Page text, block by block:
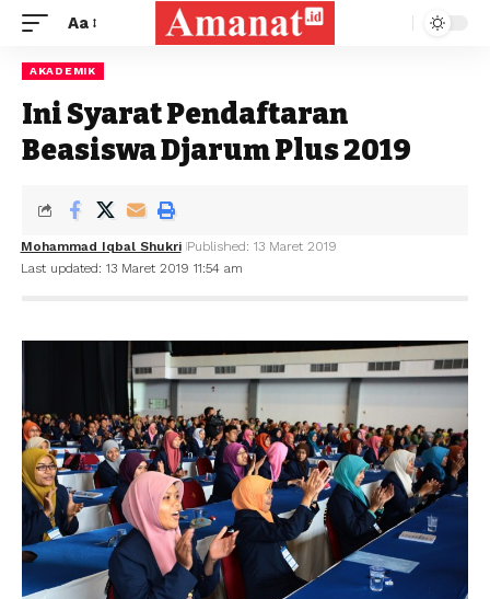
Aa
AKADEMIK
Ini Syarat Pendaftaran
Beasiswa Djarum Plus 2019
Last updated: 13 Maret 2019 11:54 am
Mohammad Iqbal Shukri Published: 13 Maret 2019